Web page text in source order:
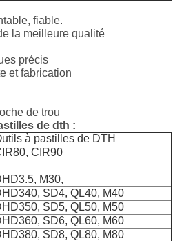
fiable.
la meilleure qualité
précis
et fabrication
de trou
de dth :
à pastilles de DTH
CIR90
M30,
SD4, QL40, M40
SD5, QL50, M50
SD6, QL60, M60
SD8, QL80, M80